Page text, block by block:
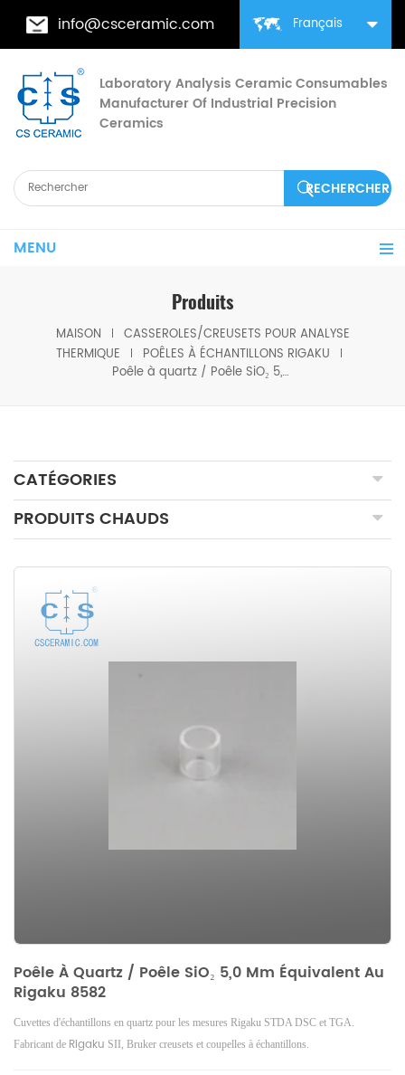
Français
info@csceramic.com
Laboratory Analysis Ceramic Consumables
Manufacturer Of Industrial Precision
Ceramics
MENU
Produits
MAISON
CASSEROLES/CREUSETS POUR ANALYSE
THERMIQUE
POÊLES À ÉCHANTILLONS RIGAKU
Poêle à quartz / Poêle SiO₂ 5,0 mm Équivalent au Rigaku 8582
CATÉGORIES
PRODUITS CHAUDS
Poêle À Quartz / Poêle SiO₂ 5,0 Mm Équivalent Au
Rigaku 8582
Cuvettes d'échantillons en quartz pour les mesures Rigaku STDA DSC et TGA.
Fabricant de Rigaku SII, Bruker creusets et coupelles à échantillons.